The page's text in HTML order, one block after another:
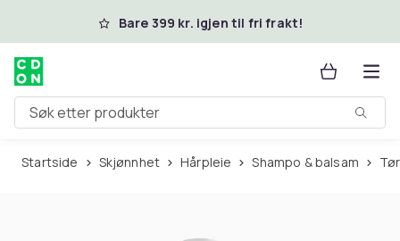
Hopp til hovedinnholdBare 399 kr. igjen til fri frakt!
Søk etter produkter
Startside Skjønnhet Hårpleie Shampo & balsam